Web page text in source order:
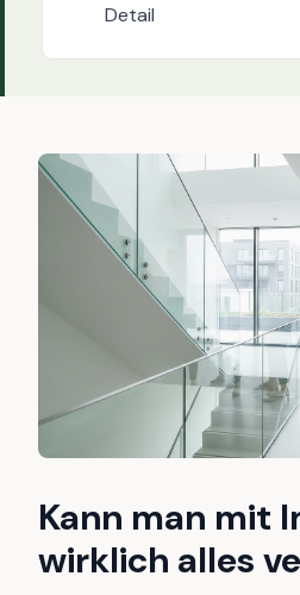
Detail
Kann man mit
wirklich alles